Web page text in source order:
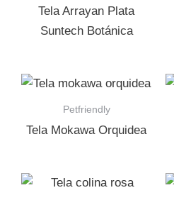
Tela Arrayan Plata
Suntech Botánica
Petfriendly
Tela Mokawa Orquidea